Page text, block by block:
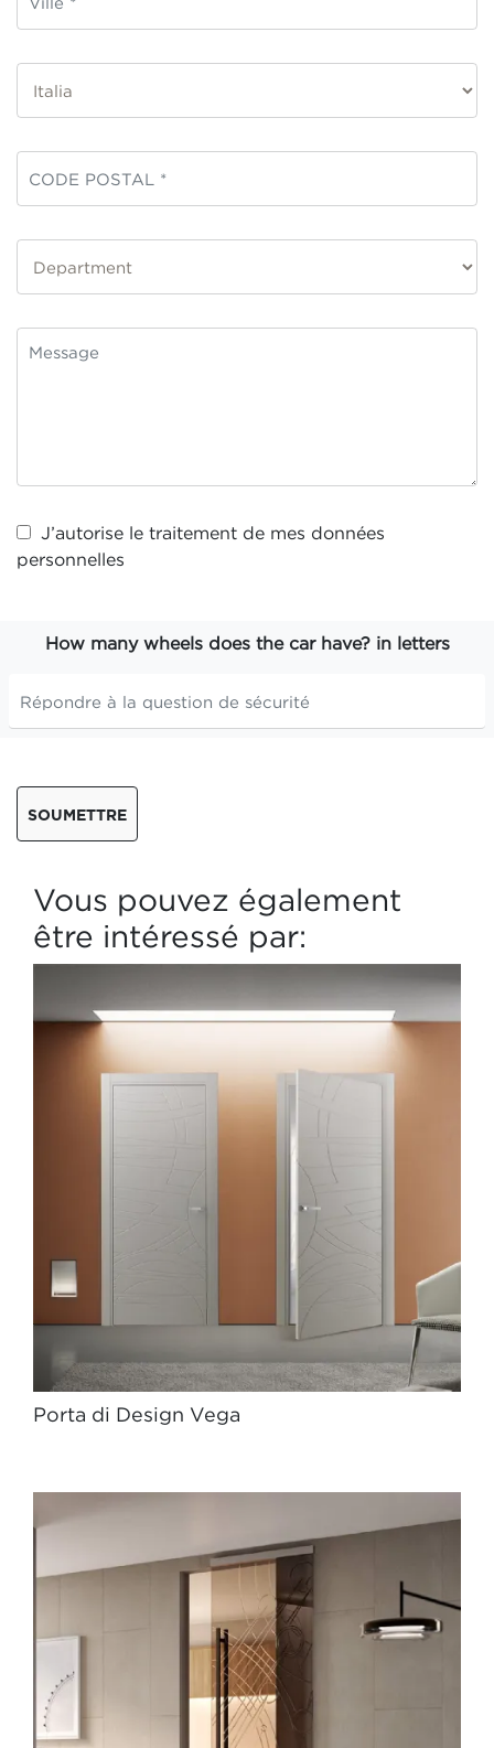
J’autorise le traitement de mes données
personnelles
How many wheels does the car have? in letters
SOUMETTRE
Vous pouvez également
être intéressé par:
Porta di Design Vega